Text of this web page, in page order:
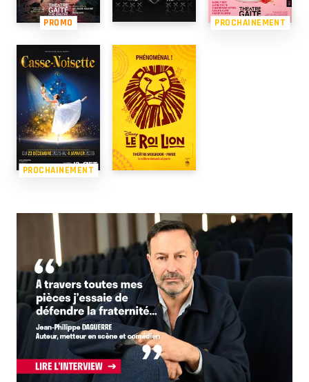
PROMO PROCHAINEMENT
PROCHAINEMENT